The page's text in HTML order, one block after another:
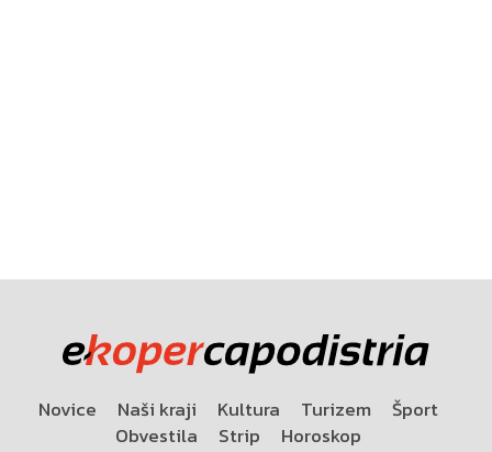
Novice Naši kraji Kultura Turizem
Šport
Obvestila
Strip Horoskop